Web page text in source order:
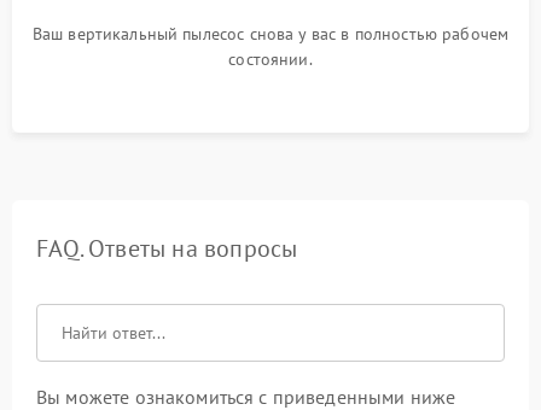
Ваш вертикальный пылесос снова у вас в полностью рабочем
состоянии.
FAQ. Ответы на вопросы
Вы можете ознакомиться с приведенными ниже